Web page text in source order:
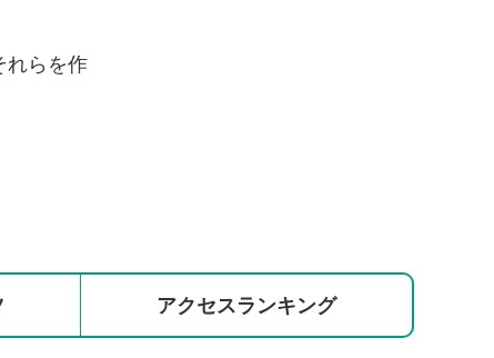
れらを作
アクセスランキング